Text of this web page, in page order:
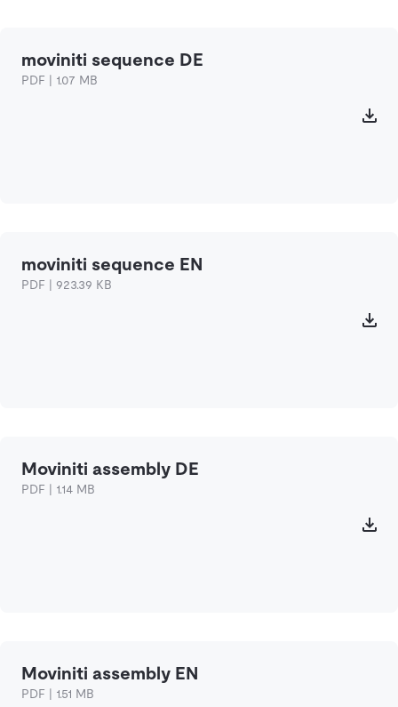
moviniti sequence DE
PDF | 1.07 MB
moviniti sequence EN
PDF | 923.39 KB
Moviniti assembly DE
PDF | 1.14 MB
Moviniti assembly EN
PDF | 1.51 MB